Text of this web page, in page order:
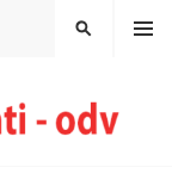
MENU
CERCA